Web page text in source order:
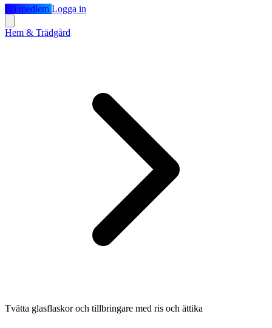
Bli medlem Logga in
Hem & Trädgård
Tvätta glasflaskor och tillbringare med ris och ättika